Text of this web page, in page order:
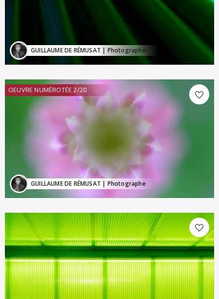
GUILLAUME DE RÉMUSAT | Photographe
OEUVRE NUMÉROTÉE 2/20
GUILLAUME DE RÉMUSAT | Photographe